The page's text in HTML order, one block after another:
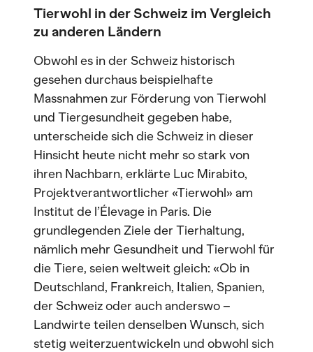
Tierwohl in der Schweiz im Vergleich
zu anderen Ländern
Obwohl es in der Schweiz historisch
gesehen durchaus beispielhafte
Massnahmen zur Förderung von Tierwohl
und Tiergesundheit gegeben habe,
unterscheide sich die Schweiz in dieser
Hinsicht heute nicht mehr so stark von
ihren Nachbarn, erklärte Luc Mirabito,
Projektverantwortlicher «Tierwohl» am
Institut de l’Élevage in Paris. Die
grundlegenden Ziele der Tierhaltung,
nämlich mehr Gesundheit und Tierwohl für
die Tiere, seien weltweit gleich: «Ob in
Deutschland, Frankreich, Italien, Spanien,
der Schweiz oder auch anderswo –
Landwirte teilen denselben Wunsch, sich
stetig weiterzuentwickeln und obwohl sich